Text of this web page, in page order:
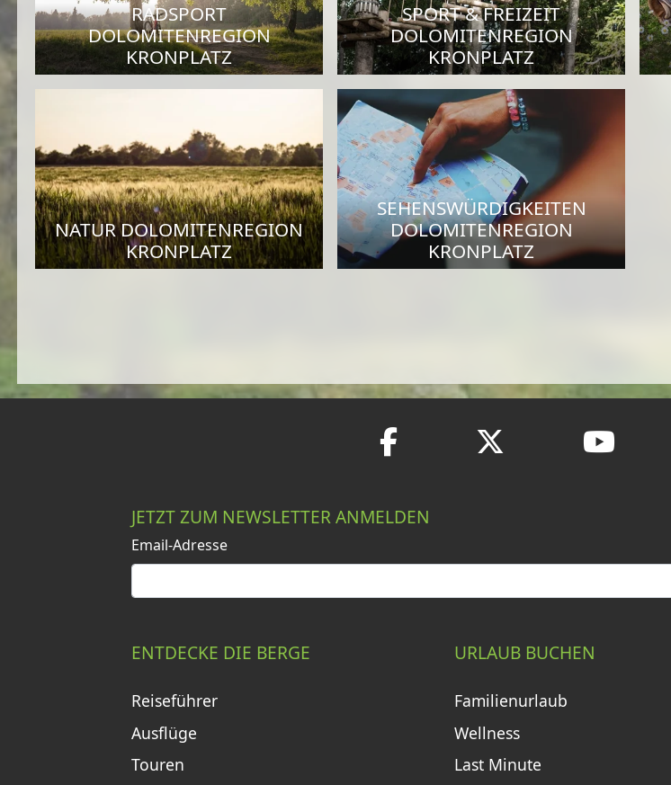
RADSPORT
DOLOMITENREGION
KRONPLATZ
SPORT & FREIZEIT
DOLOMITENREGION
KRONPLATZ
NATUR DOLOMITENREGION
KRONPLATZ
SEHENSWÜRDIGKEITEN
DOLOMITENREGION
KRONPLATZ
JETZT ZUM NEWSLETTER ANMELDEN
Email-Adresse
ENTDECKE DIE BERGE
Reiseführer
Ausflüge
Touren
URLAUB BUCHEN
Familienurlaub
Wellness
Last Minute